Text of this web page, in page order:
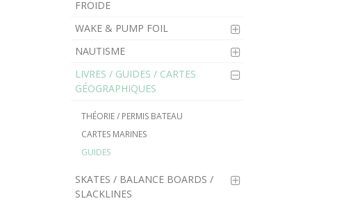
FROIDE
WAKE & PUMP FOIL
NAUTISME
LIVRES / GUIDES / CARTES
GÉOGRAPHIQUES
THÉORIE / PERMIS BATEAU
CARTES MARINES
GUIDES
SKATES / BALANCE BOARDS /
SLACKLINES